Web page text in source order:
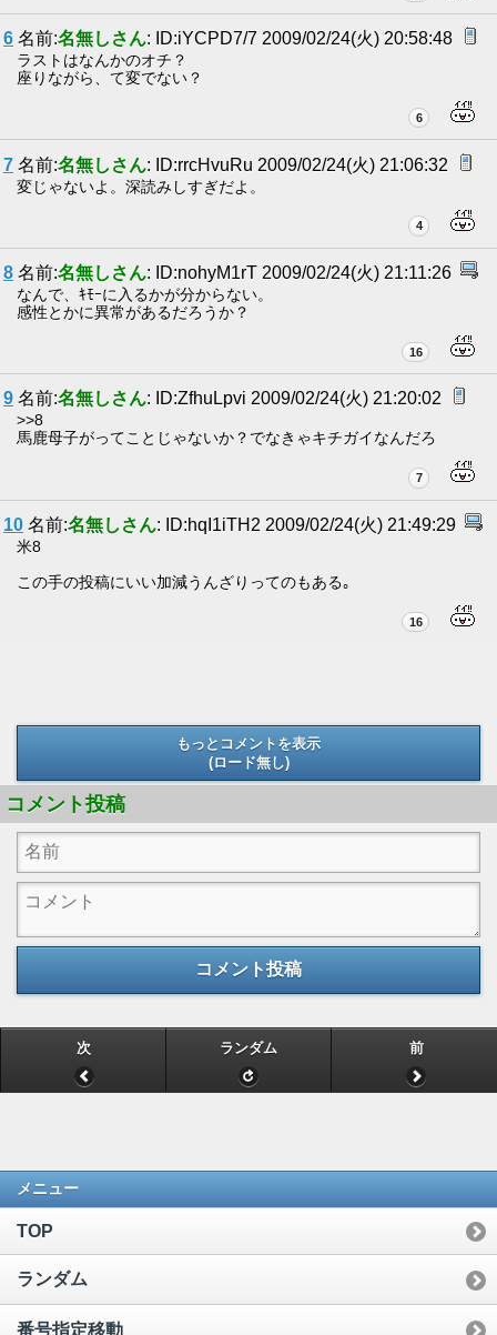
6 名前:名無しさん: ID:iYCPD7/7 2009/02/24(火) 20:58:48
ラストはなんかのオチ？
座りながら、て変でない？
6
7 名前:名無しさん: ID:rrcHvuRu 2009/02/24(火) 21:06:32
変じゃないよ。深読みしすぎだよ。
4
8 名前:名無しさん: ID:nohyM1rT 2009/02/24(火) 21:11:26
なんで、ｷﾓｰに入るかが分からない。
感性とかに異常があるだろうか？
16
9 名前:名無しさん: ID:ZfhuLpvi 2009/02/24(火) 21:20:02
>>8
馬鹿母子がってことじゃないか？でなきゃキチガイなんだろ
7
10 名前:名無しさん: ID:hqI1iTH2 2009/02/24(火) 21:49:29
米8
この手の投稿にいい加減うんざりってのもある｡
16
もっとコメントを表示
(ロード無し)
コメント投稿
コメント投稿
次 ランダム 前
メニュー
TOP
ランダム
番号指定移動